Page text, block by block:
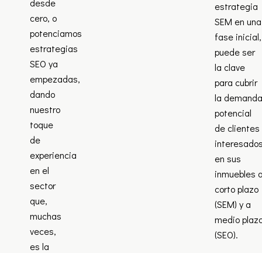
desde
cero, o
potenciamos
estrategias
SEO ya
empezadas,
dando
nuestro
toque
de
experiencia
en el
sector
que,
muchas
veces,
es la
estrategia
SEM en una
fase inicial,
puede ser
la clave
para cubrir
la
potencial
de clientes
en sus
inmuebles
corto plazo
(SEM) y a
medio
(SEO).